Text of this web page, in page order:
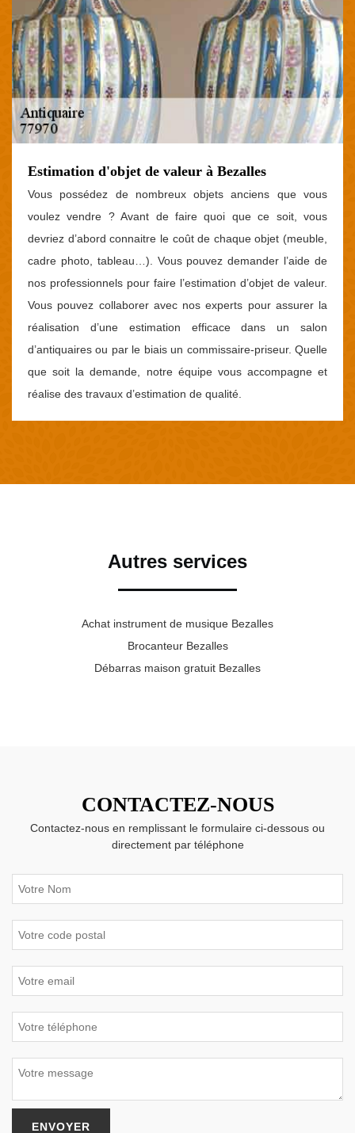
Estimation d'objet de valeur à Bezalles
Vous possédez de nombreux objets anciens que vous
voulez vendre ? Avant de faire quoi que ce soit, vous
devriez d’abord connaitre le coût de chaque objet (meuble,
cadre photo, tableau…). Vous pouvez demander l’aide de
nos professionnels pour faire l’estimation d’objet de valeur.
Vous pouvez collaborer avec nos experts pour assurer la
réalisation d’une estimation efficace dans un salon
d’antiquaires ou par le biais un commissaire-priseur. Quelle
que soit la demande, notre équipe vous accompagne et
réalise des travaux d’estimation de qualité.
Autres services
Achat instrument de musique Bezalles
Brocanteur Bezalles
Débarras maison gratuit Bezalles
CONTACTEZ-NOUS
Contactez-nous en remplissant le formulaire ci-dessous ou
directement par téléphone